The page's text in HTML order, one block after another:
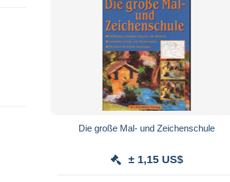
Die große Mal- und Zeichenschule
± 1,15 US$